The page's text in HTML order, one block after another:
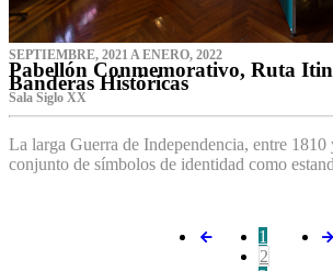
SEPTIEMBRE, 2021 A ENERO, 2022
Pabellón Conmemorativo, Ruta
Banderas Históricas
Sala Siglo XX
La larga Guerra de Independencia, entre 1810
conjunto de símbolos de identidad como
1
2